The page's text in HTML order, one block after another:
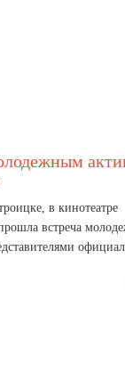
в кинотеатре
встреча